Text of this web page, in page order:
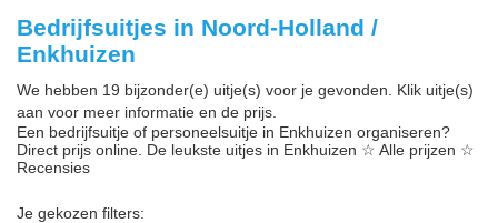
Bedrijfsuitjes in Noord-Holland /
Enkhuizen
We hebben 19 bijzonder(e) uitje(s) voor je gevonden. Klik uitje(s)
aan voor meer informatie en de prijs.
Een bedrijfsuitje of personeelsuitje in Enkhuizen organiseren?
Direct prijs online. De leukste uitjes in Enkhuizen ☆ Alle prijzen ☆
Recensies
Je gekozen filters: